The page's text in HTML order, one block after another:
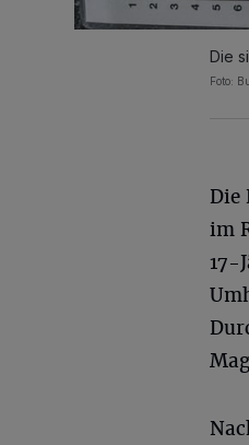
Die
Foto:
Die
im
17-